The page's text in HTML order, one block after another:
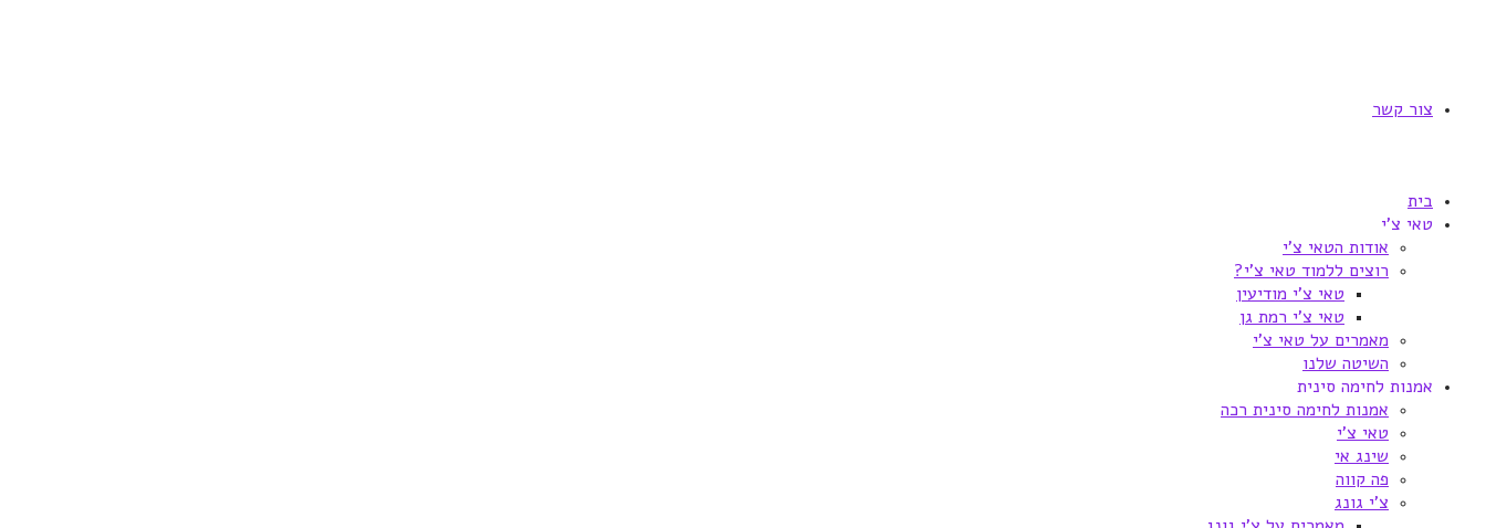
צור קשר
בית
טאי צ'י
אודות הטאי צ'י
רוצים ללמוד טאי צ'י?
טאי צ'י מודיעין
טאי צ'י רמת גן
מאמרים על טאי צ'י
השיטה שלנו
אמנות לחימה סינית
אמנות לחימה סינית רכה
טאי צ'י
שינג אי
פה קווה
צ'י גונג